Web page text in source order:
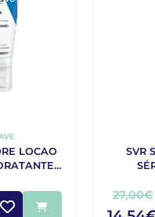
LOCAO
SVR
27,00€